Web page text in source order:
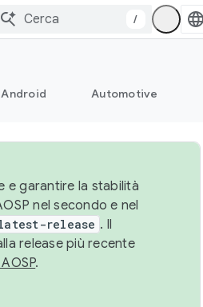
/
Automotive
e garantire la stabilità
nel secondo e nel
release . Il
release più recente
.